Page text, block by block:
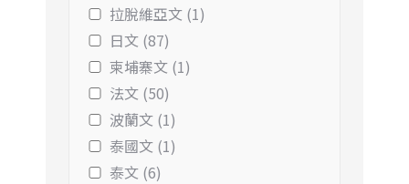
拉脫維亞文 (1)
日文 (87)
柬埔寨文 (1)
法文 (50)
波蘭文 (1)
泰國文 (1)
泰文 (6)